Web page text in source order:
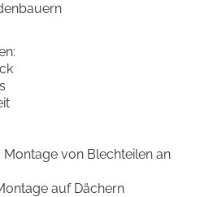
Montage von Blechteilen an
auf Dächern